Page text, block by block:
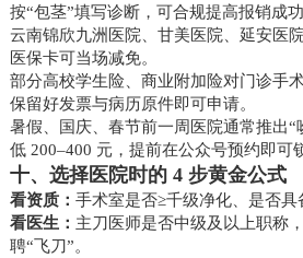
按“包茎”填写诊断，可合规提高报销成功
云南锦欣九洲医院、甘美医院、延安医
医保卡可当场减免。
部分高校学生险、商业附加险对门诊手
保留好发票与病历原件即可申请。
暑假、国庆、春节前一周医院通常推出“
低 200–400 元，提前在公众号预约即可
十、选择医院时的 4 步黄金公式
看资质： 手术室是否≥千级净化、是否具
看医生： 主刀医师是否中级及以上职称
聘“飞刀”。